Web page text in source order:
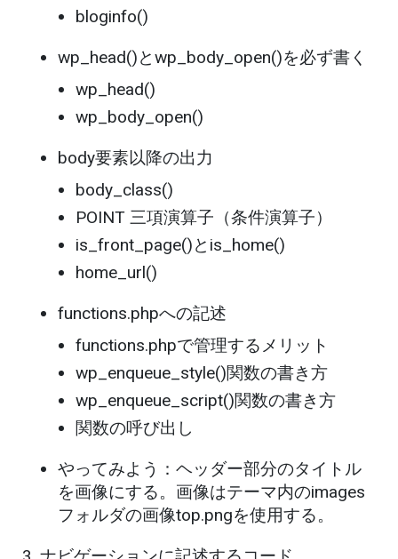
bloginfo()
wp_head()とwp_body_open()を必ず書く
wp_head()
wp_body_open()
body要素以降の出力
body_class()
POINT 三項演算子（条件演算子）
is_front_page()とis_home()
home_url()
functions.phpへの記述
functions.phpで管理するメリット
wp_enqueue_style()関数の書き方
wp_enqueue_script()関数の書き方
関数の呼び出し
やってみよう：ヘッダー部分のタイトル
を画像にする。画像はテーマ内のimages
フォルダの画像top.pngを使用する。